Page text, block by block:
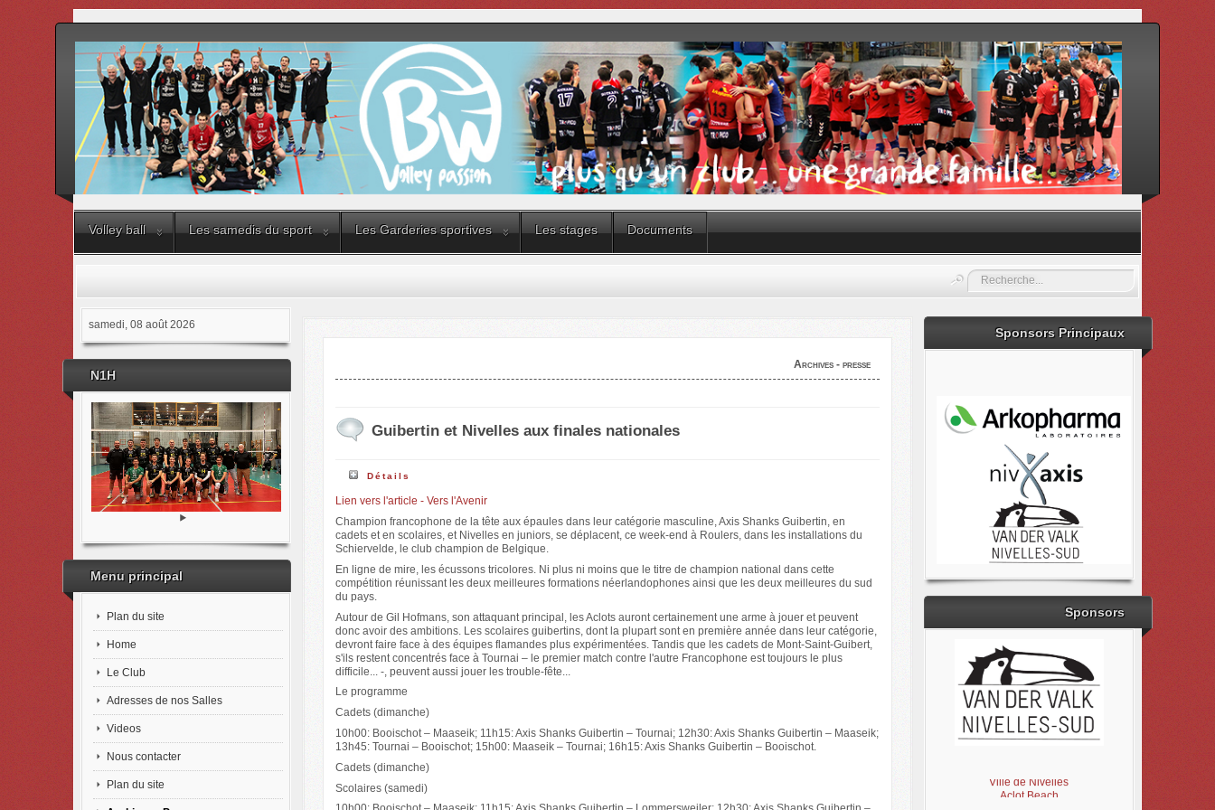
Volley ball Les samedis du sport Les Garderies sportives Les stages Documents
Rechercher
samedi, 08 août 2026
N1H
Menu principal
Plan du site
Home
Le Club
Adresses de nos Salles
Videos
Nous contacter
Plan du site
Archives - presse
Guibertin et Nivelles aux finales nationales
Détails
Lien vers l'article - Vers l'Avenir
Champion francophone de la tête aux épaules dans leur catégorie masculine, Axis Shanks Guibertin, en
cadets et en scolaires, et Nivelles en juniors, se déplacent, ce week-end à Roulers, dans les installations du
Schiervelde, le club champion de Belgique.
En ligne de mire, les écussons tricolores. Ni plus ni moins que le titre de champion national dans cette
compétition réunissant les deux meilleures formations néerlandophones ainsi que les deux meilleures du sud
du pays.
Autour de Gil Hofmans, son attaquant principal, les Aclots auront certainement une arme à jouer et peuvent
donc avoir des ambitions. Les scolaires guibertins, dont la plupart sont en première année dans leur catégorie,
devront faire face à des équipes flamandes plus expérimentées. Tandis que les cadets de Mont-Saint-Guibert,
s'ils restent concentrés face à Tournai – le premier match contre l'autre Francophone est toujours le plus
difficile... -, peuvent aussi jouer les trouble-fête...
Le programme
Cadets (dimanche)
10h00: Booischot – Maaseik; 11h15: Axis Shanks Guibertin – Tournai; 12h30: Axis Shanks Guibertin – Maaseik;
13h45: Tournai – Booischot; 15h00: Maaseik – Tournai; 16h15: Axis Shanks Guibertin – Booischot.
Cadets (dimanche)
Scolaires (samedi)
Sponsors Principaux
Sponsors
Ville de Nivelles
Aclot Beach